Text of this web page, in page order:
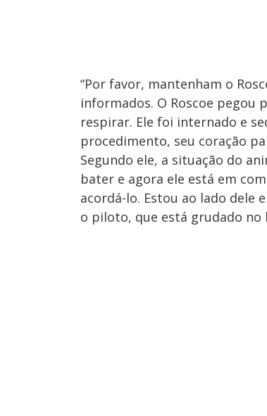
“Por favor, mantenham o
informados. O Roscoe pegou
respirar. Ele foi internado e
procedimento, seu coração
Segundo ele, a situação do
bater e agora ele está em
acordá-lo. Estou ao lado dele
o piloto, que está grudado no